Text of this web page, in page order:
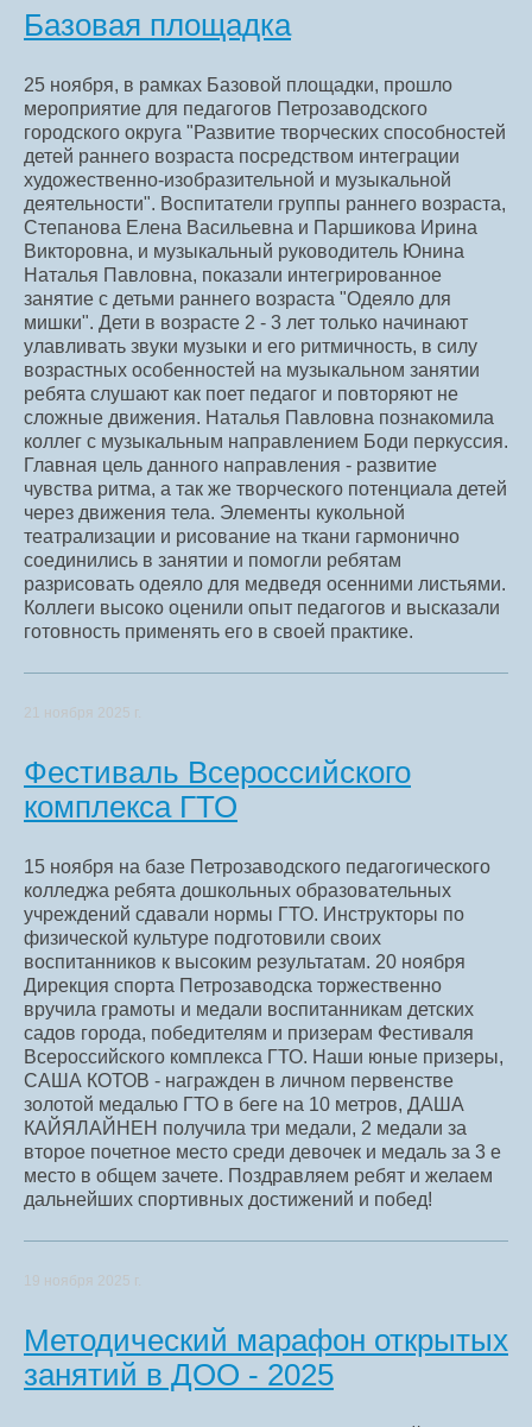
Базовая площадка
25 ноября, в рамках Базовой площадки, прошло
мероприятие для педагогов Петрозаводского
городского округа "Развитие творческих способностей
детей раннего возраста посредством интеграции
художественно-изобразительной и музыкальной
деятельности". Воспитатели группы раннего возраста,
Степанова Елена Васильевна и Паршикова Ирина
Викторовна, и музыкальный руководитель Юнина
Наталья Павловна, показали интегрированное
занятие с детьми раннего возраста "Одеяло для
мишки". Дети в возрасте 2 - 3 лет только начинают
улавливать звуки музыки и его ритмичность, в силу
возрастных особенностей на музыкальном занятии
ребята слушают как поет педагог и повторяют не
сложные движения. Наталья Павловна познакомила
коллег с музыкальным направлением Боди перкуссия.
Главная цель данного направления - развитие
чувства ритма, а так же творческого потенциала детей
через движения тела. Элементы кукольной
театрализации и рисование на ткани гармонично
соединились в занятии и помогли ребятам
разрисовать одеяло для медведя осенними листьями.
Коллеги высоко оценили опыт педагогов и высказали
готовность применять его в своей практике.
21 ноября 2025 г.
Фестиваль Всероссийского
комплекса ГТО
15 ноября на базе Петрозаводского педагогического
колледжа ребята дошкольных образовательных
учреждений сдавали нормы ГТО. Инструкторы по
физической культуре подготовили своих
воспитанников к высоким результатам. 20 ноября
Дирекция спорта Петрозаводска торжественно
вручила грамоты и медали воспитанникам детских
садов города, победителям и призерам Фестиваля
Всероссийского комплекса ГТО. Наши юные призеры,
САША КОТОВ - награжден в личном первенстве
золотой медалью ГТО в беге на 10 метров, ДАША
КАЙЯЛАЙНЕН получила три медали, 2 медали за
второе почетное место среди девочек и медаль за 3 е
место в общем зачете. Поздравляем ребят и желаем
дальнейших спортивных достижений и побед!
19 ноября 2025 г.
Методический марафон открытых
занятий в ДОО - 2025